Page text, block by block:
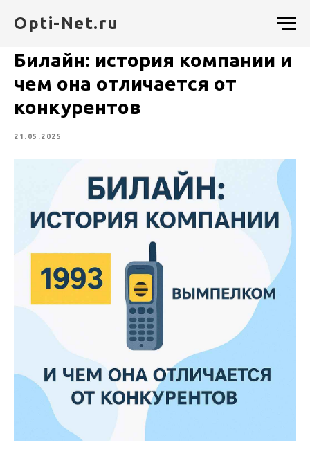
Opti-Net.ru
Билайн: история компании и
чем она отличается от
конкурентов
21.05.2025